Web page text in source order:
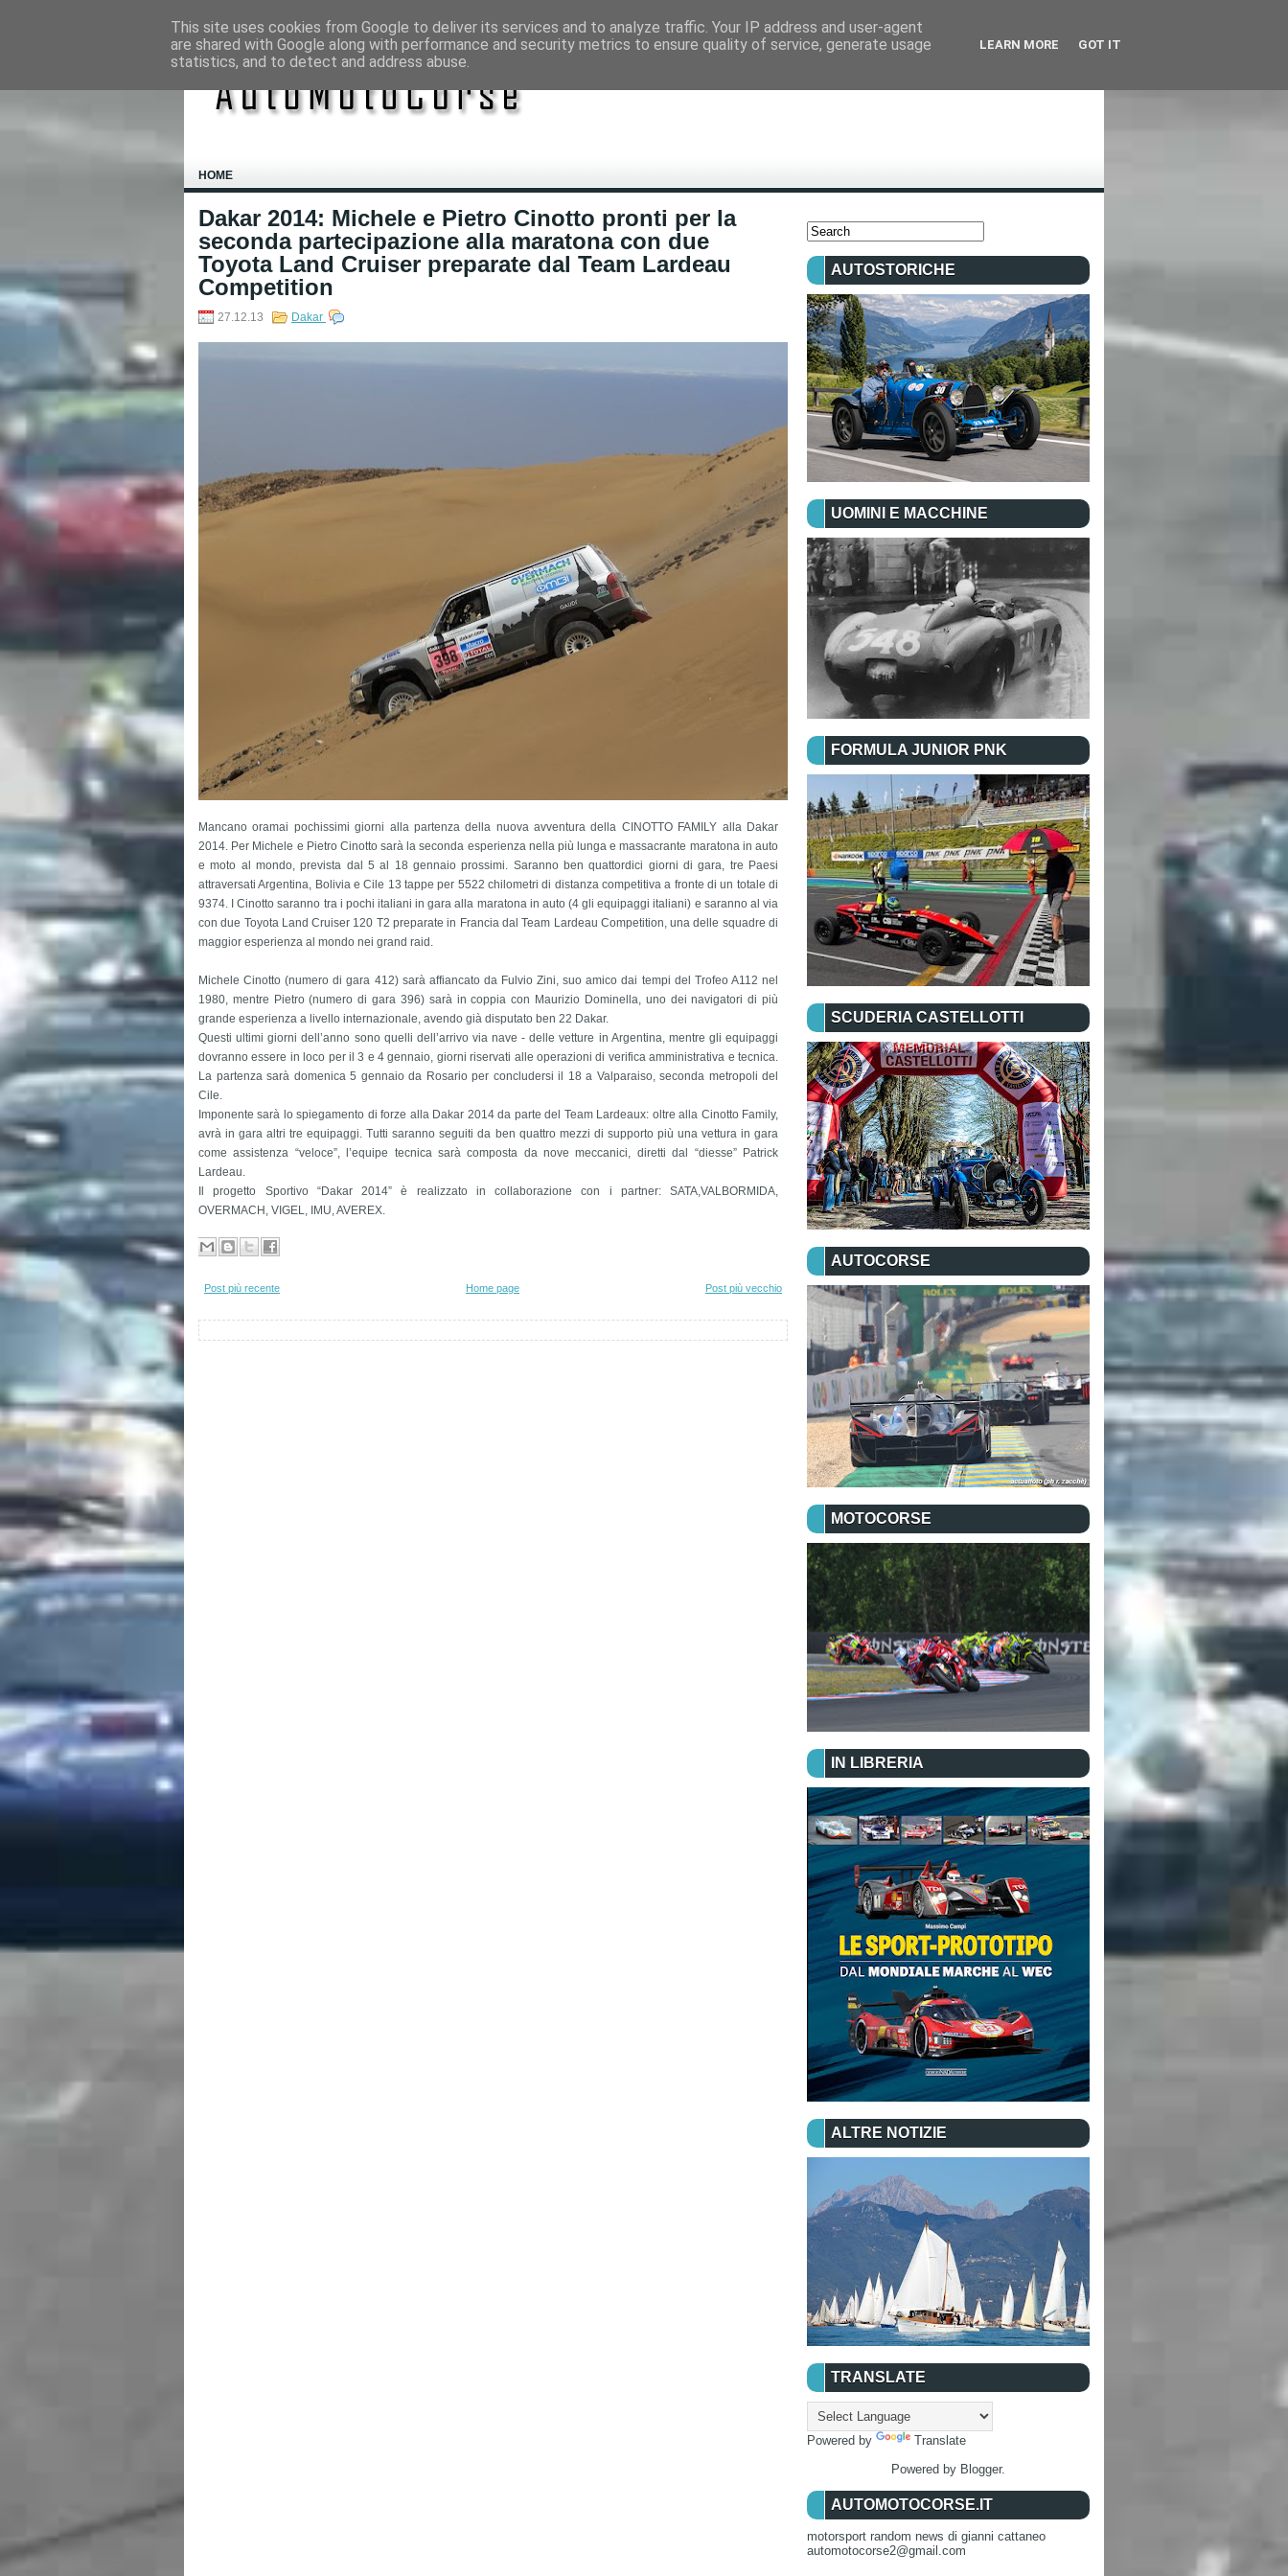
HOME
Dakar 2014: Michele e Pietro Cinotto pronti per la
seconda partecipazione alla maratona con due
Toyota Land Cruiser preparate dal Team Lardeau
Competition
27.12.13 Dakar
Mancano oramai pochissimi giorni alla partenza della nuova avventura della CINOTTO FAMILY alla Dakar
2014. Per Michele e Pietro Cinotto sarà la seconda esperienza nella più lunga e massacrante maratona in auto
e moto al mondo, prevista dal 5 al 18 gennaio prossimi. Saranno ben quattordici giorni di gara, tre Paesi
attraversati Argentina, Bolivia e Cile 13 tappe per 5522 chilometri di distanza competitiva a fronte di un totale di
9374.
I Cinotto saranno tra i pochi italiani in gara alla maratona in auto (4 gli equipaggi italiani) e saranno al via
con due Toyota Land Cruiser 120 T2 preparate in Francia dal Team Lardeau Competition, una delle squadre di
maggior esperienza al mondo nei grand raid.
Michele Cinotto (numero di gara 412) sarà affiancato da Fulvio Zini, suo amico dai tempi del Trofeo A112 nel
1980, mentre Pietro (numero di gara 396) sarà in coppia con Maurizio Dominella, uno dei navigatori di più
grande esperienza a livello internazionale, avendo già disputato ben 22 Dakar.
Questi ultimi giorni dell’anno sono quelli dell’arrivo via nave - delle vetture in Argentina, mentre gli equipaggi
dovranno essere in loco per il 3 e 4 gennaio, giorni riservati alle operazioni di verifica amministrativa e tecnica.
La partenza sarà domenica 5 gennaio da Rosario per concludersi il 18 a Valparaiso, seconda metropoli del
Cile.
Imponente sarà lo spiegamento di forze alla Dakar 2014 da parte del Team Lardeaux: oltre alla Cinotto Family,
avrà in gara altri tre equipaggi. Tutti saranno seguiti da ben quattro mezzi di supporto più una vettura in gara
come assistenza “veloce”, l’equipe tecnica sarà composta da nove meccanici, diretti dal “diesse” Patrick
Lardeau.
Il progetto Sportivo “Dakar 2014” è realizzato in collaborazione con i partner: SATA,VALBORMIDA,
OVERMACH, VIGEL, IMU, AVEREX.
Post più recente Post più vecchio
Home page
AUTOSTORICHE
UOMINI E MACCHINE
FORMULA JUNIOR PNK
SCUDERIA CASTELLOTTI
AUTOCORSE
MOTOCORSE
IN LIBRERIA
ALTRE NOTIZIE
TRANSLATE
Powered by
Translate
Powered by Blogger.
AUTOMOTOCORSE.IT
motorsport random news di gianni cattaneo
automotocorse2@gmail.com
This site uses cookies from Google to deliver its services and to analyze traffic. Your IP address and user-agent
are shared with Google along with performance and security metrics to ensure quality of service, generate usage
statistics, and to detect and address abuse.
LEARN MORE GOT IT